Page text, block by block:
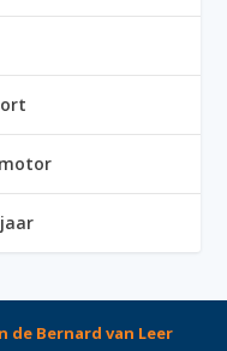
Bernard van Leer